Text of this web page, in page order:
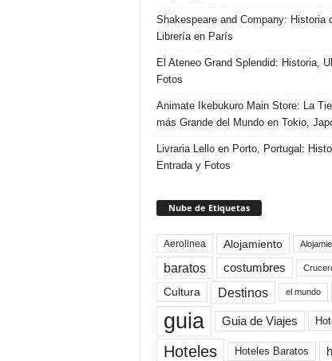
Shakespeare and Company: Historia
Librería en París
El Ateneo Grand Splendid: Historia,
Fotos
Animate Ikebukuro Main Store: La
más Grande del Mundo en Tokio,
Livraria Lello en Porto, Portugal:
Entrada y Fotos
Nube de Etiquetas
Aerolinea Alojamiento
baratos costumbres
Cultura Destinos el mundo
guia Guia de Viajes
Hoteles Hoteles Baratos